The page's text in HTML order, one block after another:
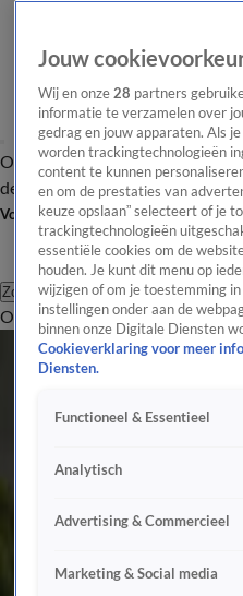
OverzichtAfleveringen
de redactieNieuwsbrief
Volg Shownieuws
Zoeken
OverzichtEntertainment
Songfestival
Alles over het Eurovisie
Songfestival
9 mei 2025, 20:37
8 mei 2025, 16:20
8 mei 2025, 09:03
Jouw
Wij en onze 28 partners
informatie te verzamelen over
gedrag en jouw apparaten. Als
worden trackingtechnologieën
content te kunnen
en om de prestaties van
keuze opslaan” selecteert of je
trackingtechnologieën
essentiële cookies om de
houden. Je kunt dit menu op
wijzigen of om je toestemming
instellingen onder aan de
binnen onze Digitale Diensten
Cookieverklaring voor meer
Diensten.
Functioneel & Essentieel
Analytisch
Advertising & Commercieel
Marketing & Social media